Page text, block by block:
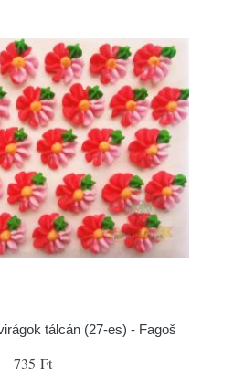
tálcán (27-es) - Fagoš
735 Ft